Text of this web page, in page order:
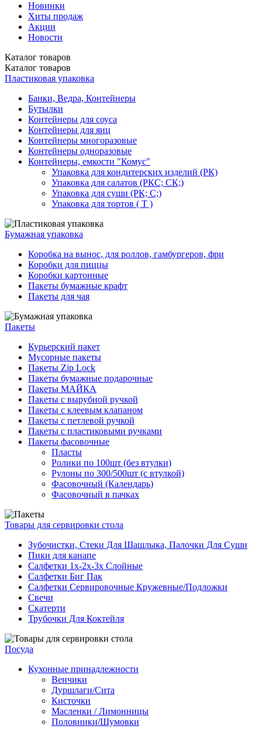
Новинки
Хиты продаж
Акции
Новости
Каталог товаров
Каталог товаров
Пластиковая упаковка
Банки, Ведра, Контейнеры
Бутылки
Контейнеры для соуса
Контейнеры для яиц
Контейнеры многоразовые
Контейнеры одноразовые
Контейнеры, емкости "Комус"
Упаковка для кондитерских изделий (РК)
Упаковка для салатов (РКС; СК;)
Упаковка для суши (РК; С;)
Упаковка для тортов ( Т )
Бумажная упаковка
Коробка на вынос, для роллов, гамбургеров, фри
Коробки для пиццы
Коробки картонные
Пакеты бумажные крафт
Пакеты для чая
Пакеты
Курьерский пакет
Мусорные пакеты
Пакеты Zip Lock
Пакеты бумажные подарочные
Пакеты МАЙКА
Пакеты с вырубной ручкой
Пакеты с клеевым клапаном
Пакеты с петлевой ручкой
Пакеты с пластиковыми ручками
Пакеты фасовочные
Пласты
Ролики по 100шт (без втулки)
Рулоны по 300/500шт (с втулкой)
Фасовочный (Календарь)
Фасовочный в пачках
Товары для сервировки стола
Зубочистки, Стеки Для Шашлыка, Палочки Для Суши
Пики для канапе
Салфетки 1х-2х-3х Слойные
Салфетки Биг Пак
Салфетки Сервировочные Кружевные/Подложки
Свечи
Скатерти
Трубочки Для Коктейля
Посуда
Кухонные принадлежности
Венчики
Дуршлаги/Сита
Кисточки
Масленки / Лимонницы
Половники/Шумовки